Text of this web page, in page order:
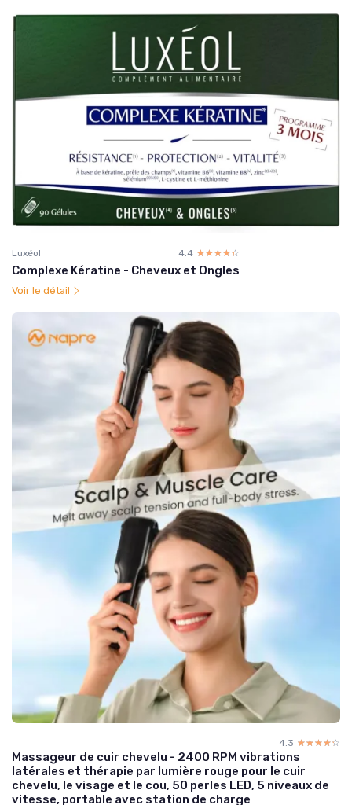
Luxéol 4.4 ☆☆☆☆☆
★★★★★
Complexe Kératine - Cheveux et Ongles
Voir le détail
4.3 ☆☆☆☆☆
★★★★★
Massageur de cuir chevelu - 2400 RPM vibrations
latérales et thérapie par lumière rouge pour le cuir
chevelu, le visage et le cou, 50 perles LED, 5 niveaux de
vitesse, portable avec station de charge